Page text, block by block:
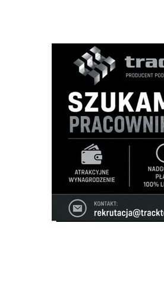
Nie dodano jeszcze
Dodaj obiekt do